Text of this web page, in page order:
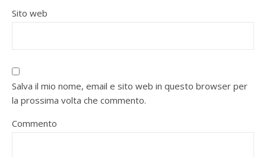
Sito web
Salva il mio nome, email e sito web in questo browser per
la prossima volta che commento.
Commento